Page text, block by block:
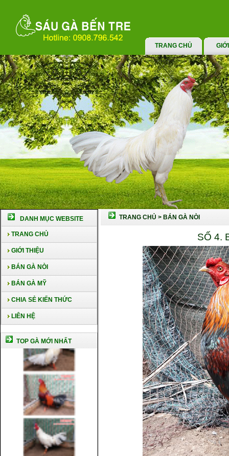
TRANG CHỦ
DANH MỤC WEBSITE
TRANG CHỦ
GIỚI THIỆU
BÁN GÀ NÒI
BÁN GÀ MỸ
CHIA SẺ KIẾN THỨC
LIÊN HỆ
TOP GÀ MỚI NHẤT
TRANG CHỦ > BÁN GÀ NÒI
SỐ 4.